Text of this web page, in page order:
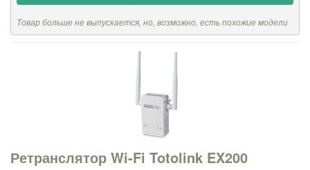
Товар больше не выпускается, но, возможно, есть похожие модели
Ретранслятор Wi-Fi Totolink EX200